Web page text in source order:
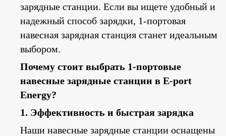
зарядные станции. Если вы ищете удобный и
надежный способ зарядки, 1-портовая
навесная зарядная станция станет идеальным
выбором.
Почему стоит выбрать 1-портовые
навесные зарядные станции в E-port
Energy?
1. Эффективность и быстрая зарядка
Наши навесные зарядные станции оснащены